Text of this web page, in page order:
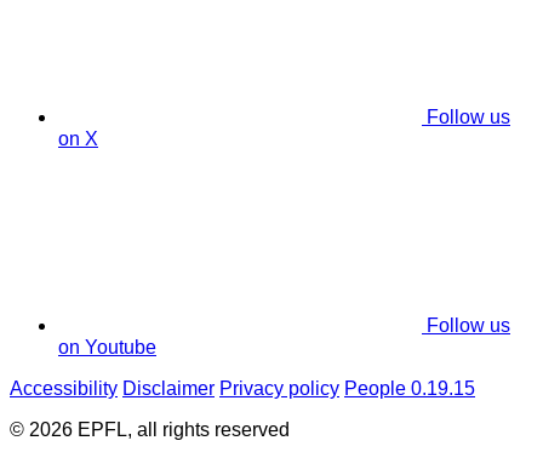
Follow us
on X
Follow us
on Youtube
Accessibility Disclaimer Privacy policy People 0.19.15
© 2026 EPFL, all rights reserved